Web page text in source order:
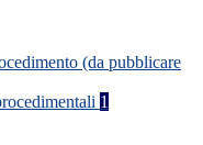
(da pubblicare
1